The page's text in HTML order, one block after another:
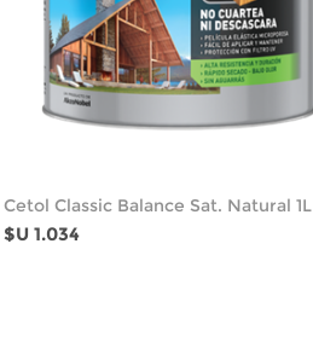
Cetol Classic Balance Sat. Natural 1L
$U 1.034